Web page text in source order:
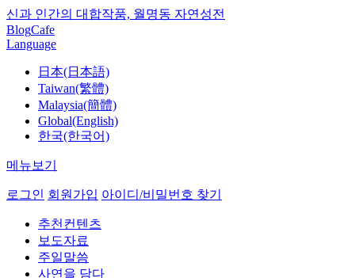
신과 인간의 대합작품, 월명동 자연성전
BlogCafe
Language
日本(日本語)
Taiwan(繁體)
Malaysia(簡體)
Global(English)
한국(한국어)
메뉴보기
로그인 회원가입 아이디/비밀번호 찾기
추천컨텐츠
보도자료
주일말씀
사연을 담다